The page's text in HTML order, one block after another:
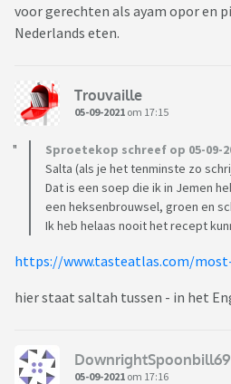
voor gerechten als ayam opor en
Nederlands eten.
Trouvaille
05-09-2021 om 17:15
Sproetekop schreef op 05-09-
Salta (als je het tenminste zo
Dat is een soep die ik in Jemen
een heksenbrouwsel, groen en
Ik heb helaas nooit het recept
https://www.tasteatlas.com/
hier staat saltah tussen - in het
DownrightSpoonbill69
05-09-2021 om 17:16